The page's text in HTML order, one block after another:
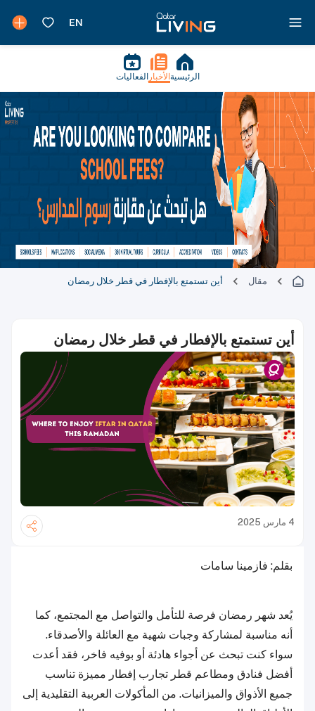
الرئيسية الأخبار الفعاليات
مقال أين تستمتع بالإفطار في قطر خلال رمضان
أين تستمتع بالإفطار في قطر خلال رمضان
4 مارس 2025
بقلم: فازمينا سامات
يُعد شهر رمضان فرصة للتأمل والتواصل مع المجتمع، كما
أنه مناسبة لمشاركة وجبات شهية مع العائلة والأصدقاء.
سواء كنت تبحث عن أجواء هادئة أو بوفيه فاخر، فقد أعدت
أفضل فنادق ومطاعم قطر تجارب إفطار مميزة تناسب
جميع الأذواق والميزانيات. من المأكولات العربية التقليدية إلى